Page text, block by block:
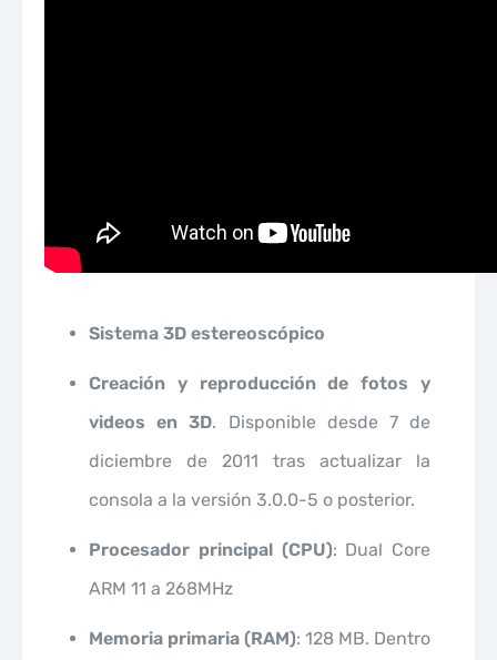
Sistema 3D estereoscópico
Creación y reproducción de fotos y
videos en 3D. Disponible desde 7 de
diciembre de 2011 tras actualizar la
consola a la versión 3.0.0-5 o posterior.
Procesador principal (CPU): Dual Core
ARM 11 a 268MHz
Memoria primaria (RAM): 128 MB. Dentro